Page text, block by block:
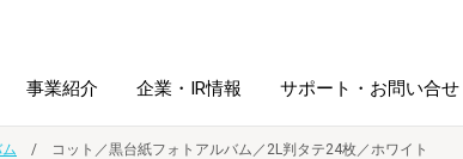
事業紹介 企業・IR情報 サポート・お問い合せ
コット／黒台紙フォトアルバム／2L判タテ24枚／ホワイト